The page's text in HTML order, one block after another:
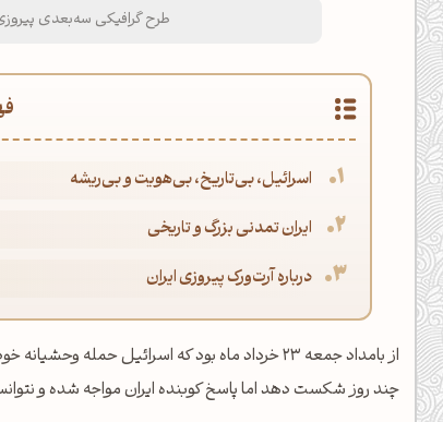
طرح گرافیکی سه‌بعدی پیروزی
اسرائیل، بی‌تاریخ، بی‌هویت و بی‌ریشه
ایران تمدنی بزرگ و تاریخی
درباره آرت‌ورک پیروزی ایران
از بامداد جمعه 23 خرداد ماه بود که اسرائیل
چند روز شکست دهد اما پاسخ کوبنده ایران مواجه شده و